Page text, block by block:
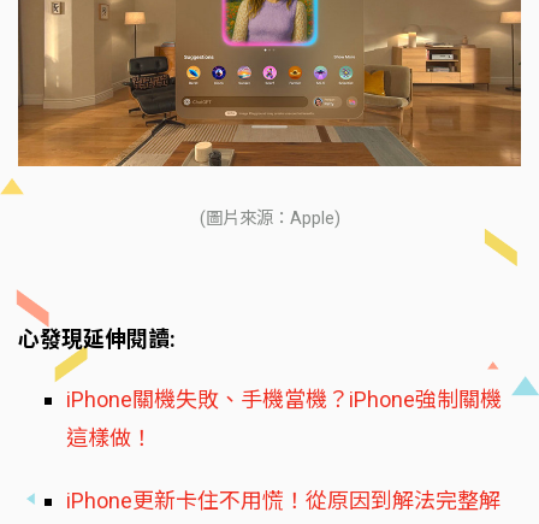
(圖片來源：Apple)
心發現延伸閱讀:
iPhone關機失敗、手機當機？iPhone強制關機
這樣做！
iPhone更新卡住不用慌！從原因到解法完整解